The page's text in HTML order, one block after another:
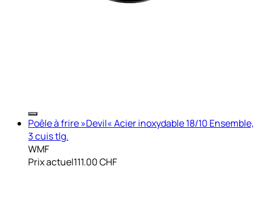
Poêle à frire »Devil« Acier inoxydable 18/10 Ensemble,
3 cuis tlg.
WMF
Prix actuel111.00 CHF